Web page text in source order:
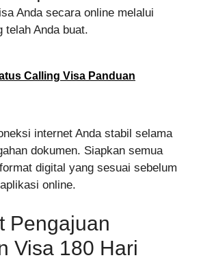
Anda secara online melalui
telah Anda buat.
Calling Visa Panduan
internet Anda stabil selama
dokumen. Siapkan semua
digital yang sesuai sebelum
online.
Pengajuan
Visa 180 Hari